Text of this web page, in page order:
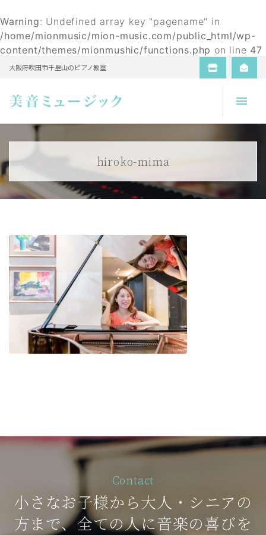
Warning: Undefined array key "pagename" in
/home/mionmusic/mion-music.com/public_html/wp-
content/themes/mionmushic/functions.php on line 47
大阪府吹田市千里山のピアノ教室
hiroko-mima
Contact
小さなお子様から大人・シニアの
方まで、全ての人に音楽の喜びを